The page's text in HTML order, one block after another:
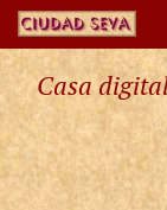
Casa